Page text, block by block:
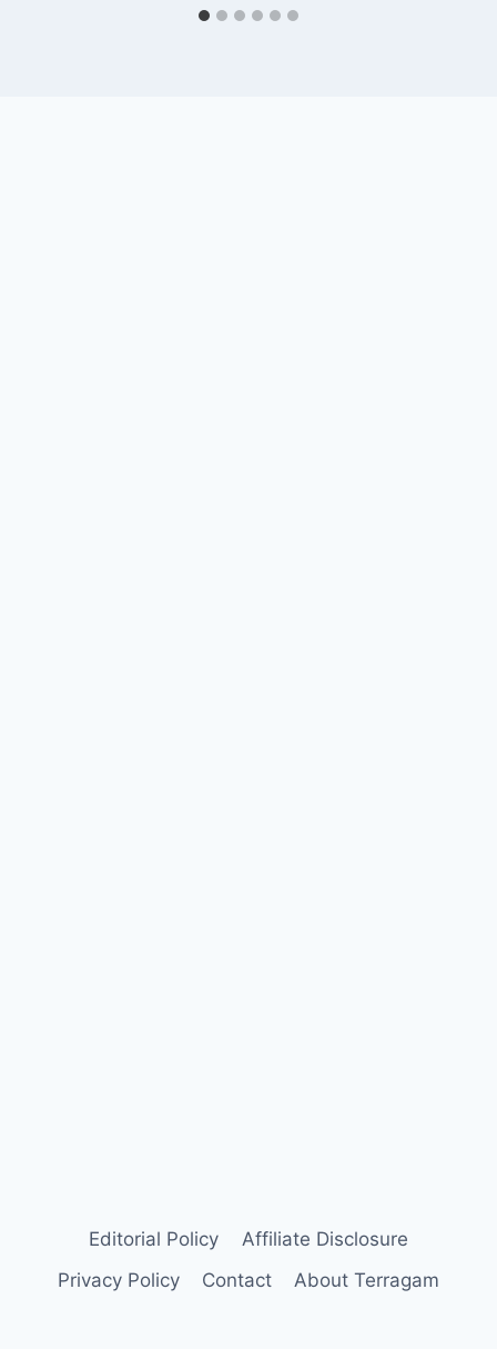
Editorial Policy
Affiliate Disclosure
Privacy Policy
Contact About Terragam